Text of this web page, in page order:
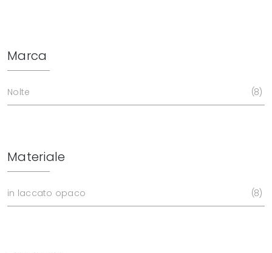
Marca
Nolte 8
Materiale
in laccato opaco 8